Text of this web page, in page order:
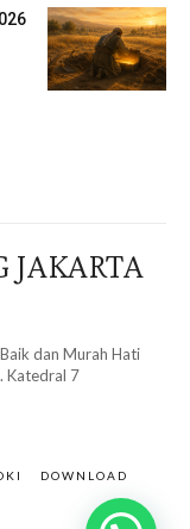
JAKARTA
dan Murah Hati
Katedral 7
DOWNLOAD